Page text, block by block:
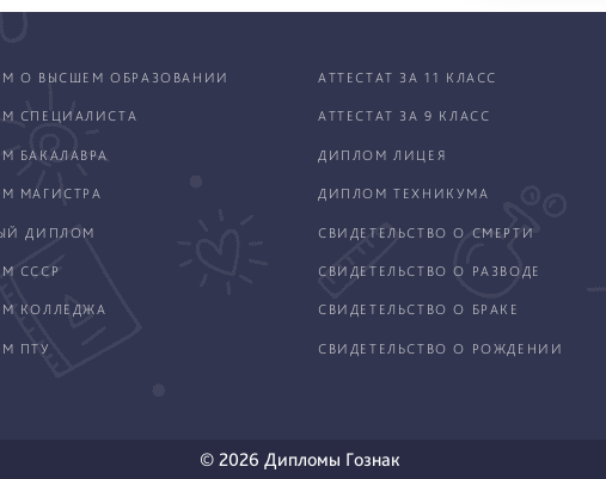
О ВЫСШЕМ ОБРАЗОВАНИИ АТТЕСТАТ ЗА 11 КЛАСС
СПЕЦИАЛИСТА АТТЕСТАТ ЗА 9 КЛАСС
БАКАЛАВРА ДИПЛОМ ЛИЦЕЯ
МАГИСТРА ДИПЛОМ ТЕХНИКУМА
ДИПЛОМ СВИДЕТЕЛЬСТВО О СМЕРТИ
СССР СВИДЕТЕЛЬСТВО О РАЗВОДЕ
КОЛЛЕДЖА СВИДЕТЕЛЬСТВО О БРАКЕ
ПТУ СВИДЕТЕЛЬСТВО О РОЖДЕНИИ
© 2026 Дипломы Гознак